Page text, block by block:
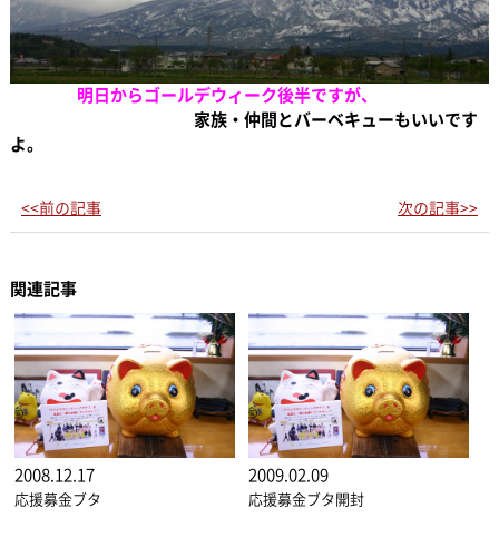
明日からゴールデウィーク後半ですが、
家族・仲間とバーベキューもいいです
よ。
<<前の記事 次の記事>>
関連記事
2008.12.17
応援募金ブタ
2009.02.09
応援募金ブタ開封